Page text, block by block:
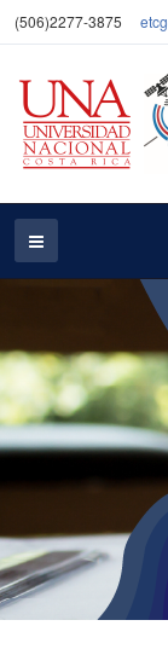
(506)2277-3875